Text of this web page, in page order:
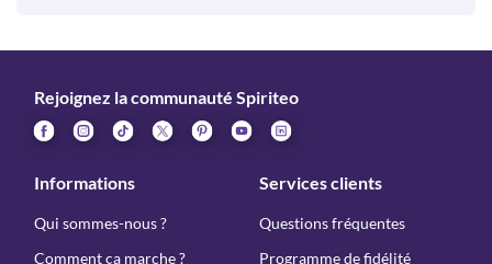
Rejoignez la communauté Spiriteo
Informations
Qui sommes-nous ?
Comment ça marche ?
Services clients
Questions fréquentes
Programme de fidélité